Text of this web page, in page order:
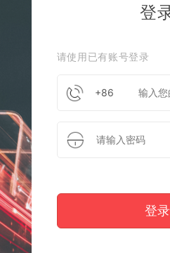
登
请使用已有账号登录
登录